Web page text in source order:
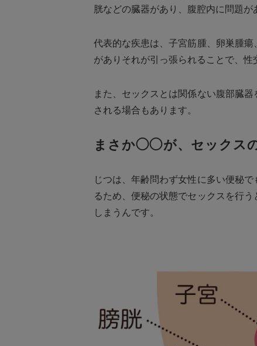
胱などの臓器があり、腹腔内に問題
代表的な疾患は、子宮筋腫、卵巣腫
がありそれが引っ張られることで、
また、セックスとは関係ない腹部臓
される場合もあります。
まさか◯◯が、セックス
じつは、年齢問わず女性に多い便秘
るため、便秘の状態でセックスを行
しまうんです。